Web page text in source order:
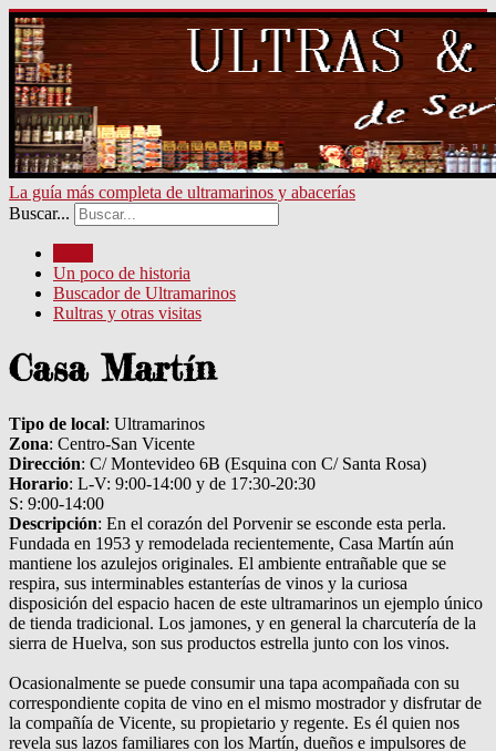
La guía más completa de ultramarinos y abacerías
Buscar...
Un poco de historia
Buscador de Ultramarinos
Rultras y otras visitas
Casa Martín
Tipo de local: Ultramarinos
Zona: Centro-San Vicente
Dirección: C/ Montevideo 6B (Esquina con C/ Santa Rosa)
Horario: L-V: 9:00-14:00 y de 17:30-20:30
S: 9:00-14:00
Descripción: En el corazón del Porvenir se esconde esta perla.
Fundada en 1953 y remodelada recientemente, Casa Martín aún
mantiene los azulejos originales. El ambiente entrañable que se
respira, sus interminables estanterías de vinos y la curiosa
disposición del espacio hacen de este ultramarinos un ejemplo único
de tienda tradicional. Los jamones, y en general la charcutería de la
sierra de Huelva, son sus productos estrella junto con los vinos.
Ocasionalmente se puede consumir una tapa acompañada con su
correspondiente copita de vino en el mismo mostrador y disfrutar de
la compañía de Vicente, su propietario y regente. Es él quien nos
revela sus lazos familiares con los Martín, dueños e impulsores de